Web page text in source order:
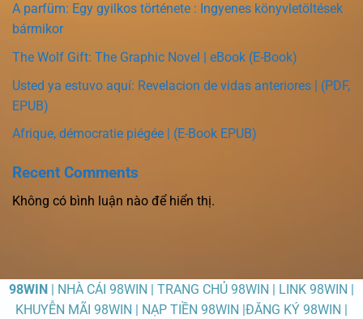
A parfüm: Egy gyilkos története : Ingyenes könyvletöltések
bármikor
The Wolf Gift: The Graphic Novel | eBook (E-Book)
Usted ya estuvo aquí: Revelacion de vidas anteriores | (PDF,
EPUB)
Afrique, démocratie piégée | (E-Book EPUB)
Recent Comments
Không có bình luận nào để hiển thị.
98WIN | NHÀ CÁI 98WIN | TRANG CHỦ 98WIN | LINK 98WIN |
KHUYỄN MÃI 98WIN | NẠP TIỀN 98WIN |ĐĂNG KÝ 98WIN |